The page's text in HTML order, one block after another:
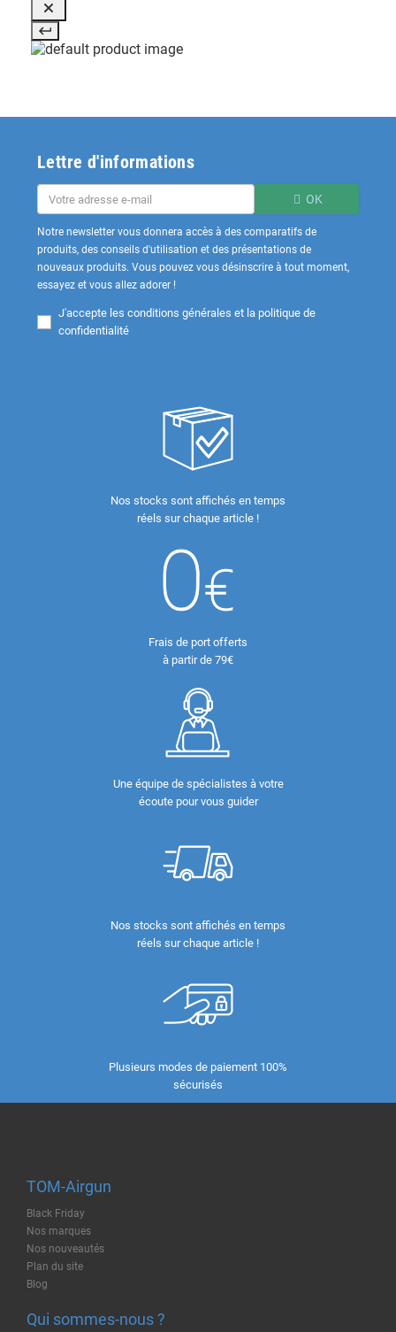
Lettre d'informations
OK
Notre newsletter vous donnera accès à des comparatifs de
produits, des conseils d'utilisation et des présentations de
nouveaux produits. Vous pouvez vous désinscrire à tout moment,
essayez et vous allez adorer !
J'accepte les conditions générales et la politique de
confidentialité
Nos stocks sont affichés en temps
réels sur chaque article !
Frais de port offerts
à partir de 79€
Une équipe de spécialistes à votre
écoute pour vous guider
Nos stocks sont affichés en temps
réels sur chaque article !
Plusieurs modes de paiement 100%
sécurisés
TOM-Airgun
Black Friday
Nos marques
Nos nouveautés
Plan du site
Blog
Qui sommes-nous ?